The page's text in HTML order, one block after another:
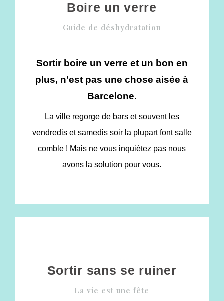
Boire un verre
Guide de déshydratation
Sortir boire un verre et un bon en
plus, n’est pas une chose aisée à
Barcelone.
La ville regorge de bars et souvent les
vendredis et samedis soir la plupart font salle
comble ! Mais ne vous inquiétez pas nous
avons la solution pour vous.
Sortir sans se ruiner
La vie est une fête